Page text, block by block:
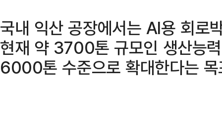
국내 익산 공장에서는 AI용 회로
현재 약 3700톤 규모인 생산능
6000톤 수준으로 확대한다는 목